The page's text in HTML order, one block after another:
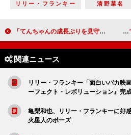
リリー・フランキー 清野菜名
「てんちゃんの成長ぶりを見守って！」試行錯誤した笑顔と役づくりに手応え 葵わかな（藤岡てん）【わろてんか インタビュー】
関連ニュース
リリー・フランキー「面白いバカ
ーフェクト・レボリューション』完
亀梨和也、リリー・フランキーに
火星人のポーズ